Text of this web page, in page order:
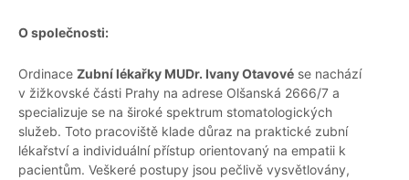
O společnosti:
Ordinace Zubní lékařky MUDr. Ivany Otavové se nachází
v žižkovské části Prahy na adrese Olšanská 2666/7 a
specializuje se na široké spektrum stomatologických
služeb. Toto pracoviště klade důraz na praktické zubní
lékařství a individuální přístup orientovaný na empatii k
pacientům. Veškeré postupy jsou pečlivě vysvětlovány,